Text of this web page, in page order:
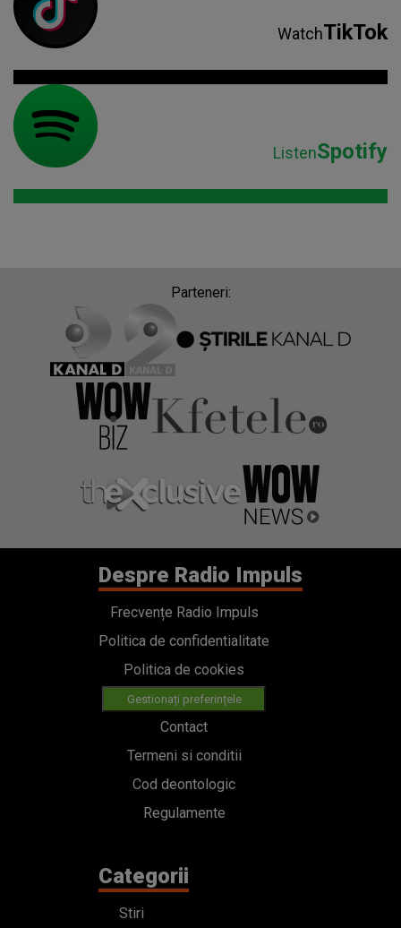
WatchTikTok
ListenSpotify
Parteneri:
Despre Radio Impuls
Frecvențe Radio Impuls
Politica de confidentialitate
Politica de cookies
Gestionați preferințele
Contact
Termeni si conditii
Cod deontologic
Regulamente
Categorii
Stiri